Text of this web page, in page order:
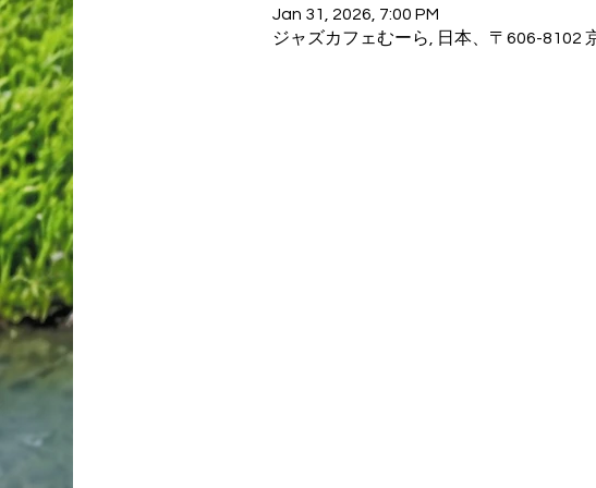
Jan 31, 2026, 7:00 PM
ジャズカフェむーら, 日本、〒606-8102